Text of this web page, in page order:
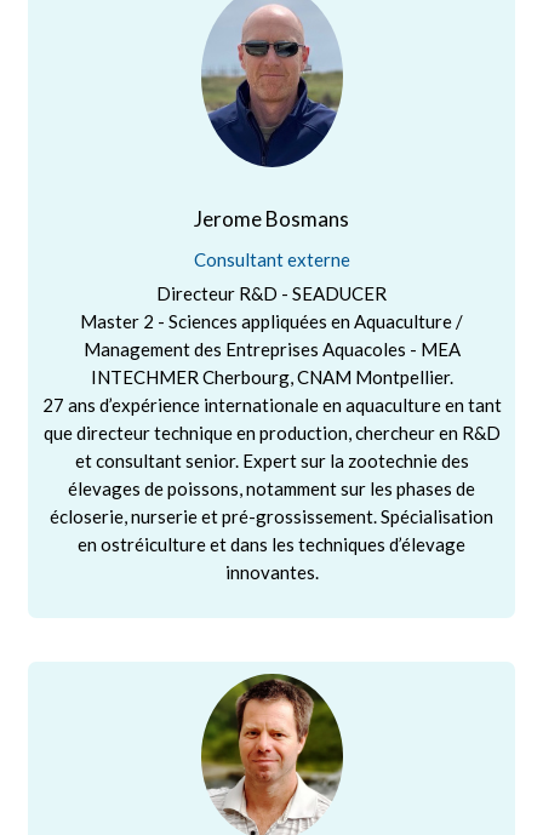
Jerome Bosmans
Consultant externe
Directeur R&D - SEADUCER
Master 2 - Sciences appliquées en Aquaculture /
Management des Entreprises Aquacoles - MEA
INTECHMER Cherbourg, CNAM Montpellier.
27 ans d’expérience internationale en aquaculture en tant
que directeur technique en production, chercheur en R&D
et consultant senior. Expert sur la zootechnie des
élevages de poissons, notamment sur les phases de
écloserie, nurserie et pré-grossissement. Spécialisation
en ostréiculture et dans les techniques d’élevage
innovantes.